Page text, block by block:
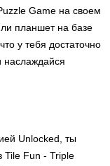
Game на своем
планшет на базе
у тебя достаточно
наслаждайся
Unlocked, ты
Tile Fun - Triple